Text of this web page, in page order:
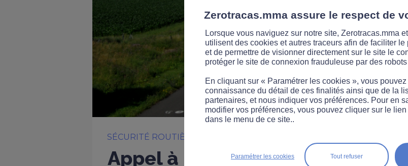
SÉCURITÉ ROUTIÈRE
Appel à projets : Plan
Zerotracas.mma assure le respect de
Lorsque vous naviguez sur notre site, Zerotracas.mma
utilisent des cookies et autres traceurs afin de faciliter le
et de permettre de visionner directement sur le site le
protéger le site de connexion frauduleuse par des
En cliquant sur « Paramétrer les cookies », vous
connaissance du détail de ces finalités ainsi que de la
partenaires, et nous indiquer vos préférences. Pour en
modifier vos préférences, vous pouvez cliquer sur le
dans le menu de ce site..
Tout refuser
Paramétrer les cookies